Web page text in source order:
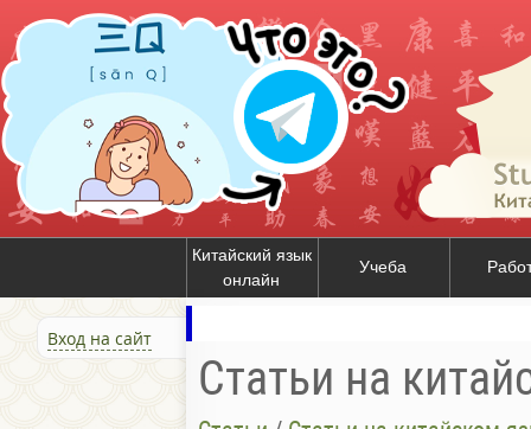
Китайский язык
онлайн
Учеба
Вход на сайт
Статьи на